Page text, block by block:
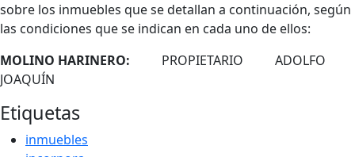
sobre los inmuebles que se detallan a continuación, según
las condiciones que se indican en cada uno de ellos:
MOLINO HARINERO: PROPIETARIO ADOLFO
JOAQUÍN
Etiquetas
inmuebles